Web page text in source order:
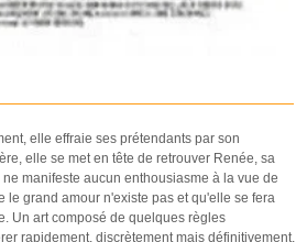
elle effraie ses prétendants par son
elle se met en tête de retrouver Renée, sa
manifeste aucun enthousiasme à la vue de
le grand amour n'existe pas et qu'elle se fera
Un art composé de quelques règles
rapidement, discrètement mais définitivement,